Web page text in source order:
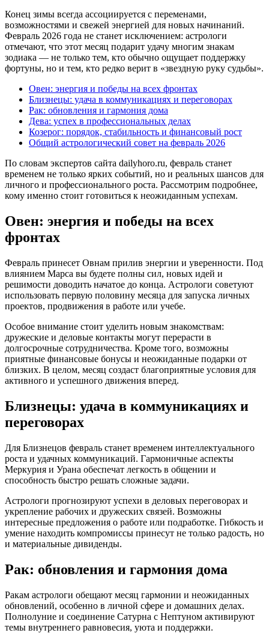
Конец зимы всегда ассоциируется с переменами,
возможностями и свежей энергией для новых начинаний.
Февраль 2026 года не станет исключением: астрологи
отмечают, что этот месяц подарит удачу многим знакам
зодиака — не только тем, кто обычно ощущает поддержку
фортуны, но и тем, кто редко верит в «звездную руку судьбы».
Овен: энергия и победы на всех фронтах
Близнецы: удача в коммуникациях и переговорах
Рак: обновления и гармония дома
Дева: успех в профессиональных делах
Козерог: порядок, стабильность и финансовый рост
Общий астрологический совет на февраль 2026
По словам экспертов сайта dailyhoro.ru, февраль станет
временем не только ярких событий, но и реальных шансов для
личного и профессионального роста. Рассмотрим подробнее,
кому именно стоит готовиться к неожиданным успехам.
Овен: энергия и победы на всех
фронтах
Февраль принесет Овнам прилив энергии и уверенности. Под
влиянием Марса вы будете полны сил, новых идей и
решимости доводить начатое до конца. Астрологи советуют
использовать первую половину месяца для запуска личных
проектов, продвижения в работе или учебе.
Особое внимание стоит уделить новым знакомствам:
дружеские и деловые контакты могут перерасти в
долгосрочные сотрудничества. Кроме того, возможны
приятные финансовые бонусы и неожиданные подарки от
близких. В целом, месяц создаст благоприятные условия для
активного и успешного движения вперед.
Близнецы: удача в коммуникациях и
переговорах
Для Близнецов февраль станет временем интеллектуального
роста и удачных коммуникаций. Гармоничные аспекты
Меркурия и Урана обеспечат легкость в общении и
способность быстро решать сложные задачи.
Астрологи прогнозируют успехи в деловых переговорах и
укрепление рабочих и дружеских связей. Возможны
интересные предложения о работе или подработке. Гибкость и
умение находить компромиссы принесут не только радость, но
и материальные дивиденды.
Рак: обновления и гармония дома
Ракам астрологи обещают месяц гармонии и неожиданных
обновлений, особенно в личной сфере и домашних делах.
Полнолуние и соединение Сатурна с Нептуном активируют
темы внутреннего равновесия, уюта и поддержки.